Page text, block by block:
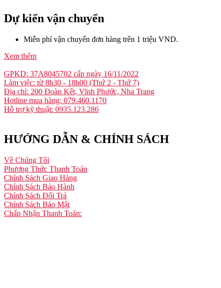
Dự kiến vận chuyển
Miễn phí vận chuyển đơn hàng trên 1 triệu VND.
Xem thêm
GPKD: 37A8045702 cấp ngày 16/11/2022
Làm việc: từ 8h30 - 18h00 (Thứ 2 - Thứ 7)
Địa chỉ: 200 Đoàn Kết, Vĩnh Phước, Nha Trang
Hotline mua hàng: 079.460.1170
Hỗ trợ kỹ thuật: 0935.123.286
HƯỚNG DẪN & CHÍNH SÁCH
Về Chúng Tôi
Phương Thức Thanh Toán
Chính Sách Giao Hàng
Chính Sách Bảo Hành
Chính Sách Đổi Trả
Chính Sách Bảo Mật
Chấp Nhận Thanh Toán: